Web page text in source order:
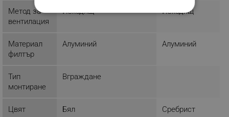
Метод за
вентилация
Изходящ Изходящ
Материал
филтър
Алуминий Алуминий
Тип
монтиране
Вграждане
Цвят Бял Сребрист
СТРОГО НЕОБХОДИМО
ФУНКЦИОНАЛНОСТ